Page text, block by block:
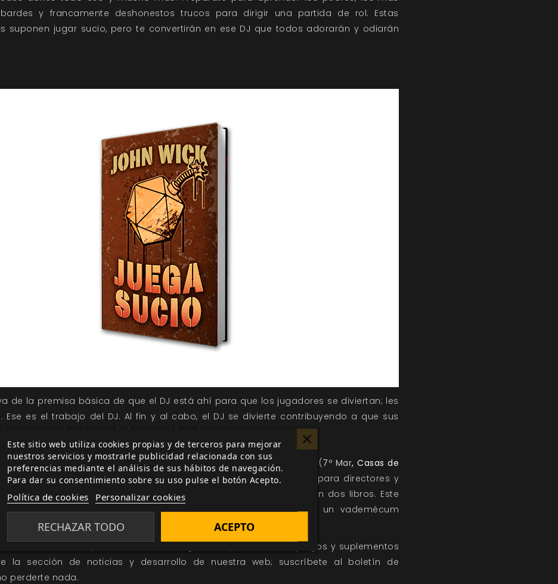
y francamente deshonestos trucos para dirigir una partida de rol. Estas
suponen jugar sucio, pero te convertirán en ese DJ que todos adorarán y odiarán
de la premisa básica de que el DJ está ahí para que los jugadores se diviertan; les
Ese es el trabajo del DJ. Al fin y al cabo, el DJ se divierte contribuyendo a que sus
menos a John siempre le ha parecido así.
los autores de rol más prolíficos y provocativos de nuestro tiempo (7º Mar,Casas de
) escribió montones de artículos repletos de sucios consejos para directores y
sus ideas despertaron tanto interés que acabaron recopiladas en dos libros. Este
ese material por primera vez en castellano y se convierte en un vademécum
llevar tus partidas a un nuevo nivel.
las novedades y avances sobre
y otros de tus juegos y suplementos
la sección de noticias y desarrollo de nuestra web; suscríbete al boletín de
perderte nada.
Este sitio web utiliza cookies propias y de terceros para mejorar
nuestros servicios y mostrarle publicidad relacionada con sus
preferencias mediante el análisis de sus hábitos de navegación.
Para dar su consentimiento sobre su uso pulse el botón Acepto.
Política de cookies Personalizar cookies
RECHAZAR TODO ACEPTO